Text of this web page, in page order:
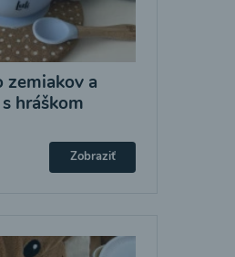
zemiakov a
hráškom
Zobraziť